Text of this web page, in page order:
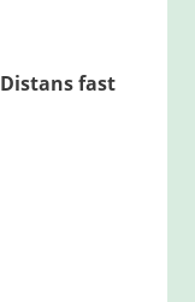
Distans fast